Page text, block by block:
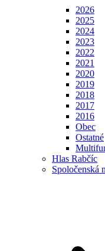
2026
2025
2024
2023
2022
2021
2020
2019
2018
2017
2016
Obec
Ostatné
Hlas Rabčíc
Spoločenská